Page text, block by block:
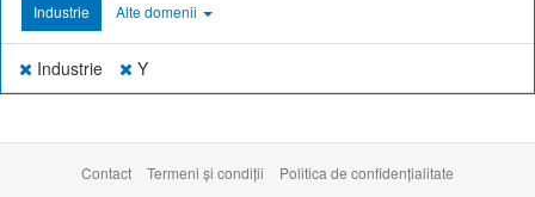
Industrie
Alte domenii
Industrie Y
Contact Termeni şi condiţii
Politica de confidențialitate